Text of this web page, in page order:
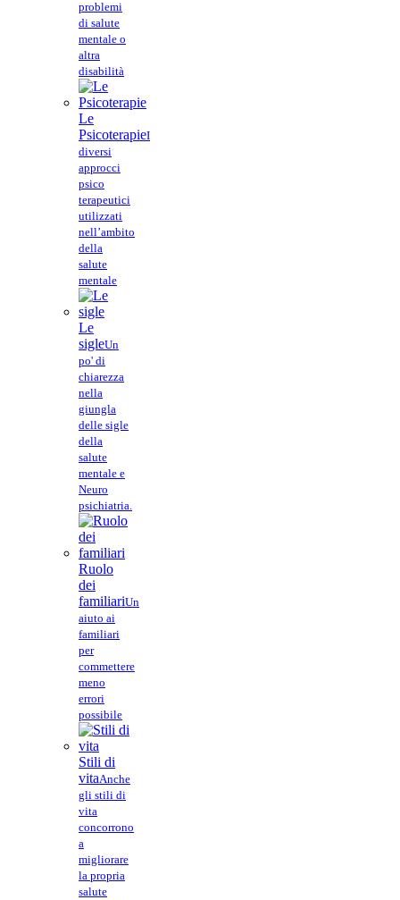
problemi
di salute
mentale o
altra
disabilità
Le
PsicoterapieI
diversi
approcci
psico
terapeutici
utilizzati
nell’ambito
della
salute
mentale
Le
sigleUn
po' di
chiarezza
nella
giungla
delle sigle
della
salute
mentale e
Neuro
psichiatria.
Ruolo
dei
familiariUn
aiuto ai
familiari
per
commettere
meno
errori
possibile
Stili di
vitaAnche
gli stili di
vita
concorrono
a
migliorare
la propria
salute